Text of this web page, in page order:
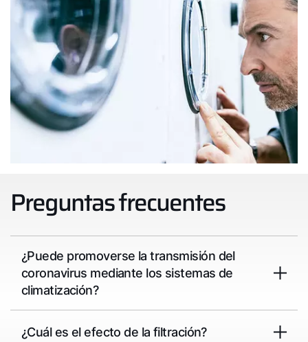
Preguntas frecuentes
¿Puede promoverse la transmisión del
coronavirus mediante los sistemas de
climatización?
¿Cuál es el efecto de la filtración?